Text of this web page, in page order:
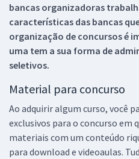
bancas organizadoras
características das bancas
organização de concursos é
uma tem a sua forma de
seletivos.
Material para concurso
Ao adquirir algum curso, você
exclusivos para o concurso em
materiais com um conteúdo
para download e videoaulas.